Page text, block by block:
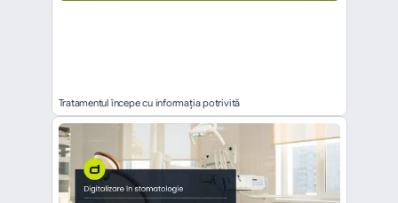
Tratamentul începe cu informația potrivită